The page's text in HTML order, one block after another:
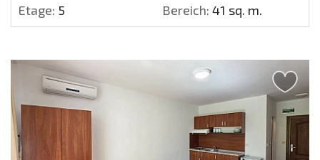
Etage: 5 Bereich: 41 sq. m.